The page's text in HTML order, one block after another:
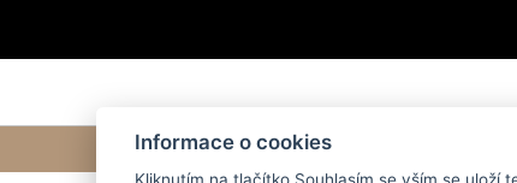
Informace o cookies